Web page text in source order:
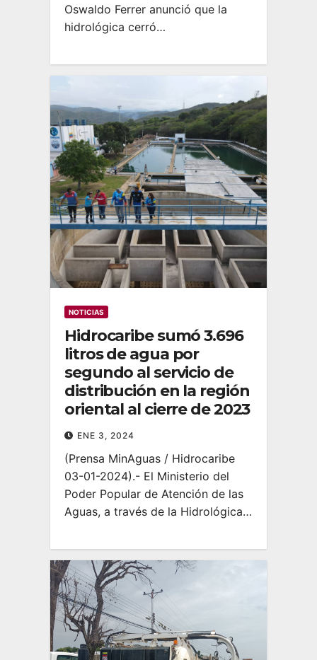
Oswaldo Ferrer anunció que la
hidrológica cerró…
NOTICIAS
Hidrocaribe sumó 3.696
litros de agua por
segundo al servicio de
distribución en la región
oriental al cierre de 2023
ENE 3, 2024
(Prensa MinAguas / Hidrocaribe
03-01-2024).- El Ministerio del
Poder Popular de Atención de las
Aguas, a través de la Hidrológica…